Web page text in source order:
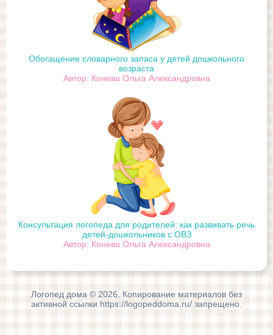
Обогащение словарного запаса у детей дошкольного
возраста
Автор: Конева Ольга Александровна
Консультация логопеда для родителей: как развивать речь
детей-дошкольников с ОВЗ
Автор: Конева Ольга Александровна
Логопед дома © 2026. Копирование материалов без
активной ссылки https://logopeddoma.ru/ запрещено.